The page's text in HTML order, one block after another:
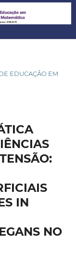
EDUCAÇÃO EM
IN
NO